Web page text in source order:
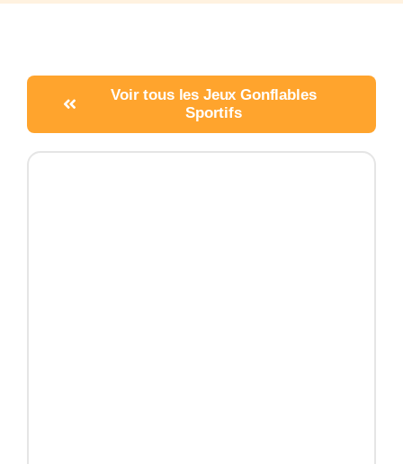
Voir tous les Jeux Gonflables
Sportifs